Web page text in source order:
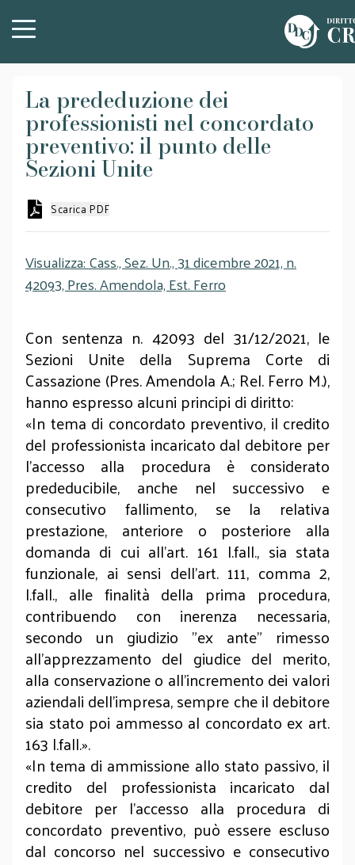
La prededuzione dei
professionisti nel concordato
preventivo: il punto delle
Sezioni Unite
Scarica PDF
Visualizza: Cass., Sez. Un., 31 dicembre 2021, n.
42093, Pres. Amendola, Est. Ferro
Con sentenza n. 42093 del 31/12/2021, le
Sezioni Unite della Suprema Corte di
Cassazione (Pres. Amendola A.; Rel. Ferro M.),
hanno espresso alcuni principi di diritto:
«In tema di concordato preventivo, il credito
del professionista incaricato dal debitore per
l'accesso alla procedura è considerato
prededucibile, anche nel successivo e
consecutivo fallimento, se la relativa
prestazione, anteriore o posteriore alla
domanda di cui all'art. 161 l.fall., sia stata
funzionale, ai sensi dell'art. 111, comma 2,
l.fall., alle finalità della prima procedura,
contribuendo con inerenza necessaria,
secondo un giudizio "ex ante" rimesso
all'apprezzamento del giudice del merito,
alla conservazione o all'incremento dei valori
aziendali dell'impresa, sempre che il debitore
sia stato poi ammesso al concordato ex art.
163 l.fall.».
«In tema di ammissione allo stato passivo, il
credito del professionista incaricato dal
debitore per l'accesso alla procedura di
concordato preventivo, può essere escluso
dal concorso nel successivo e consecutivo